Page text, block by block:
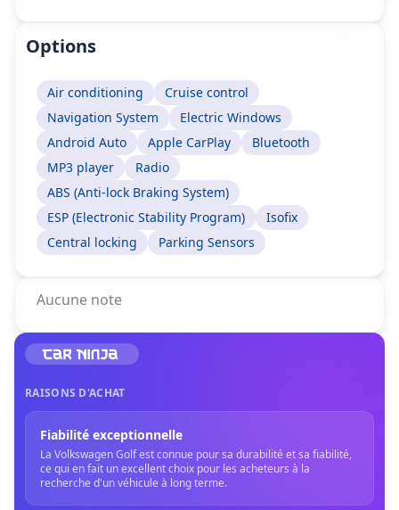
Options
Air conditioning
Cruise control
Navigation System
Electric Windows
Android Auto
Apple CarPlay
Bluetooth
MP3 player
Radio
ABS (Anti-lock Braking System)
ESP (Electronic Stability Program)
Isofix
Central locking
Parking Sensors
Aucune note
RAISONS D'ACHAT
Fiabilité exceptionnelle
La Volkswagen Golf est connue pour sa durabilité et sa fiabilité,
ce qui en fait un excellent choix pour les acheteurs à la
recherche d'un véhicule à long terme.